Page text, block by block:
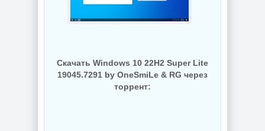
Скачать Windows 10 22H2 Super Lite
19045.7291 by OneSmiLe & RG через
торрент: